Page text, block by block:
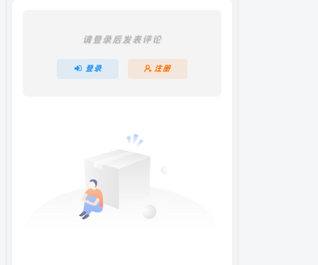
请登录后发表评论
登录 注册